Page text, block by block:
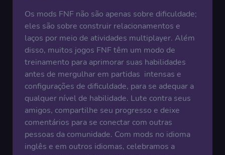
Os mods FNF não são apenas sobre dificuldade;
eles são sobre construir relacionamentos e
laços por meio de atividades multiplayer. Além
disso, muitos jogos FNF têm um modo de
treinamento para aprimorar suas habilidades
antes de mergulhar em partidas intensas e
configurações de dificuldade, para se adequar a
qualquer nível de habilidade. Lute contra seus
amigos, compartilhe seu progresso e deixe
comentários para se conectar com outras
pessoas da comunidade. Com mods no idioma
inglês e em outros idiomas, celebramos a